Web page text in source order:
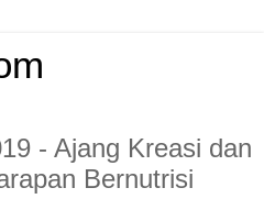
- Ajang Kreasi dan
Bernutrisi